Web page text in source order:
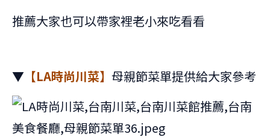
推薦大家也可以帶家裡老小來吃看看
▼ 【LA時尚川菜】 母親節菜單提供給大家參考